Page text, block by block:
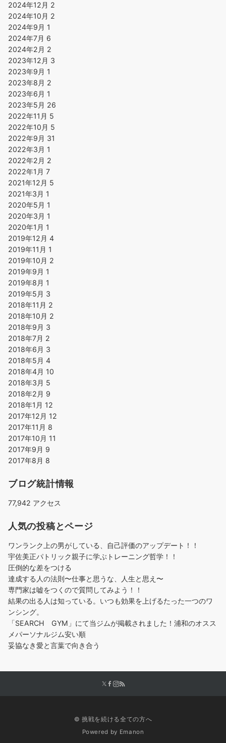
2024年12月 2
2024年10月 2
2024年9月 1
2024年7月 6
2024年2月 2
2023年12月 3
2023年9月 1
2023年8月 2
2023年6月 1
2023年5月 26
2022年11月 5
2022年10月 5
2022年9月 31
2022年3月 1
2022年2月 2
2022年1月 7
2021年12月 5
2021年3月 1
2020年5月 1
2020年3月 1
2020年1月 1
2019年12月 4
2019年11月 1
2019年10月 2
2019年9月 1
2019年8月 1
2019年5月 3
2018年11月 2
2018年10月 2
2018年9月 3
2018年7月 2
2018年6月 3
2018年5月 4
2018年4月 10
2018年3月 5
2018年2月 9
2018年1月 12
2017年12月 12
2017年11月 8
2017年10月 11
2017年9月 9
2017年8月 8
ブログ統計情報
77,942 アクセス
人気の投稿とページ
ワンランク上の男がしている、自己評価のアップデート！！
宇佐美正パトリック親子に学ぶトレーニング哲学！！
圧倒的な差をつける
達成する人の法則〜仕事と思うな、人生と思え〜
専門家は嘘をつくので質問してみよう！！
結果の出る人は知っている。いつも効果を上げるたった一つのワ
ンシング。
「SEARCH GYM」にて当ジムが掲載されました！浦和のオスス
メパーソナルジム安い順
妥協なき愛と言葉で向き合う
© 挑戦を続ける全ての方へ
Powered by Emanon